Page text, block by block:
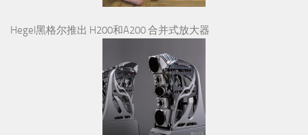
Hegel黑格尔推出 H200和A200 合并式放大器